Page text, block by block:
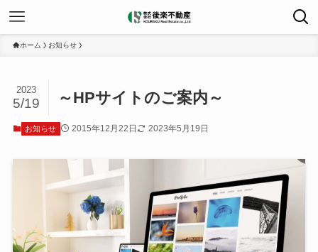
ホーム お知らせ
～HPサイトのご案内～
2023
5/19
お知らせ 2015年12月22日 2023年5月19日